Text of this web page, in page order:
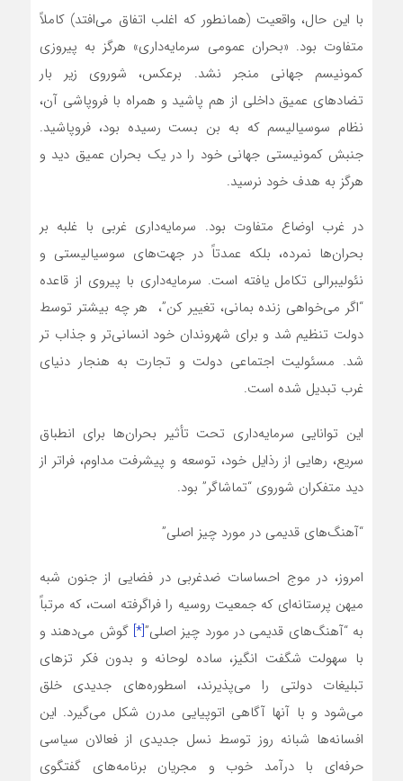
با این حال، واقعیت (همانطور که اغلب اتفاق‌ می‌افتد) کاملاً
متفاوت بود. «بحران عمومی سرمایه‌داری» هرگز به پیروزی
کمونیسم جهانی منجر نشد. برعکس، شوروی زیر بار
تضادهای عمیق داخلی از هم پاشید و همراه با فروپاشی آن،
نظام سوسیالیسم که به بن بست رسیده بود، فروپاشید.
جنبش کمونیستی جهانی خود را در یک بحران عمیق دید و
هرگز به هدف خود نرسید.
در غرب اوضاع متفاوت بود. سرمایه‌داری غربی با غلبه بر
بحران‌ها نمرده، بلکه عمدتاً در جهت‌های سوسیالیستی و
نئولیبرالی تکامل یافته است. سرمایه‌داری با پیروی از قاعده
“اگر‌ می‌خواهی زنده بمانی، تغییر کن”، هر چه بیشتر توسط
دولت تنظیم ‌شد و برای شهروندان خود انسانی‌تر و جذاب تر‌
شد. مسئولیت اجتماعی دولت و تجارت به هنجار دنیای
غرب تبدیل شده است.
این توانایی سرمایه‌داری تحت تأثیر بحران‌‌ها برای انطباق
سریع، رهایی از رذایل خود، توسعه و پیشرفت مداوم، فراتر از
دید متفکران شوروی “تماشاگر” بود.
“آهنگ‌‌های قدیمی در مورد چیز اصلی”
امروز، در موج احساسات ضدغربی در فضایی از جنون شبه
میهن پرستانه‌ای که جمعیت روسیه را فراگرفته است، که مرتباً
به “آهنگ‌‌های قدیمی در مورد چیز اصلی”[*] گوش‌ می‌دهند و
با سهولت شگفت انگیز، ساده لوحانه و بدون فکر تزهای
تبلیغات دولتی را می‌پذیرند، اسطوره‌های جدیدی خلق
می‌شود و با آنها آگاهی اتوپیایی مدرن شکل می‌گیرد. این
افسانه‌‌ها شبانه روز توسط نسل جدیدی از فعالان سیاسی
حرفه‌ای با درآمد خوب و مجریان برنامه‌‌های گفتگوی